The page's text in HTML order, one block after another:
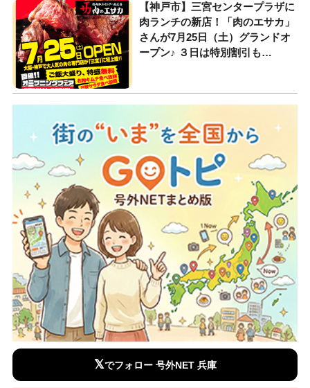
【神戸市】三宮センタープラザに
肉ランチの新店！「肉のエサカ」
さんが7月25日（土）グランドオ
ープン♪ ３日は特別割引も…
𝕏でフォロー 号外NET 兵庫